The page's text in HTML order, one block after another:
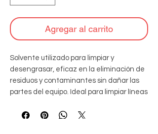
Agregar al carrito
Solvente utilizado para limpiar y
desengrasar, eficaz en la eliminación de
residuos y contaminantes sin dañar las
partes del equipo. Ideal para limpiar líneas
nuevos después de quemaduras o al